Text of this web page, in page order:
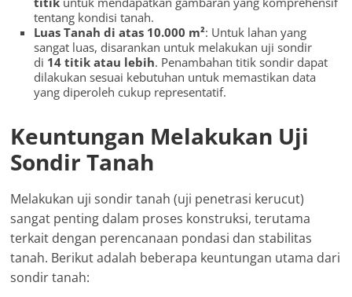
tentang kondisi tanah.
Luas Tanah di atas 10.000 m²: Untuk lahan yang
sangat luas, disarankan untuk melakukan uji sondir
di 14 titik atau lebih. Penambahan titik sondir dapat
dilakukan sesuai kebutuhan untuk memastikan data
yang diperoleh cukup representatif.
Keuntungan Melakukan Uji
Sondir Tanah
Melakukan uji sondir tanah (uji penetrasi kerucut)
sangat penting dalam proses konstruksi, terutama
terkait dengan perencanaan pondasi dan stabilitas
tanah. Berikut adalah beberapa keuntungan utama dari
sondir tanah: